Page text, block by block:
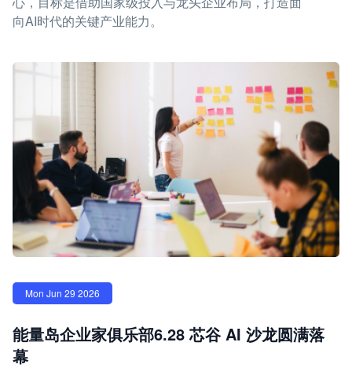
向AI时代的关键产业能力。
Mon Jun 29 2026
能量岛企业家俱乐部6.28 芯谷 AI 沙龙圆满落
幕